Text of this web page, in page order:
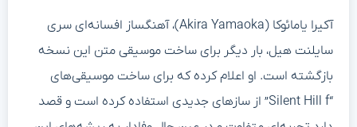
آکیرا یامائوکا (Akira Yamaoka)، آهنگساز افسانه‌ای سری
سایلنت هیل، بار دیگر برای ساخت موسیقی متن این نسخه
بازگشته است. او اعلام کرده که برای ساخت موسیقی‌های
“Silent Hill f” از سازهای جدیدی استفاده کرده است و قصد